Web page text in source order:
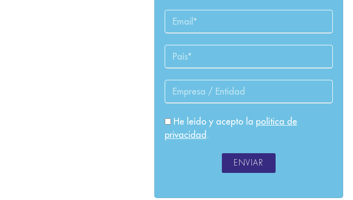
He leído y acepto la política de
privacidad .
ENVIAR